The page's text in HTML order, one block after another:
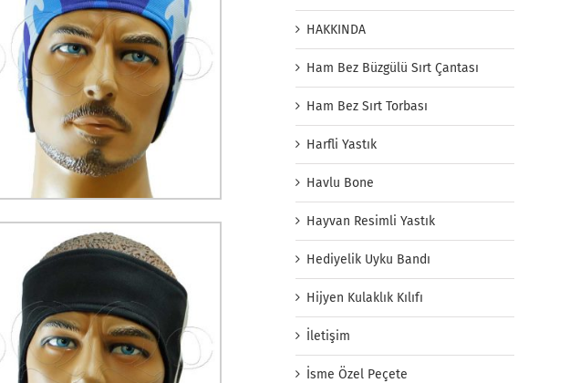
HAKKINDA
Ham Bez Büzgülü Sırt Çantası
Ham Bez Sırt Torbası
Harfli Yastık
Havlu Bone
Hayvan Resimli Yastık
Hediyelik Uyku Bandı
Hijyen Kulaklık Kılıfı
İletişim
İsme Özel Peçete